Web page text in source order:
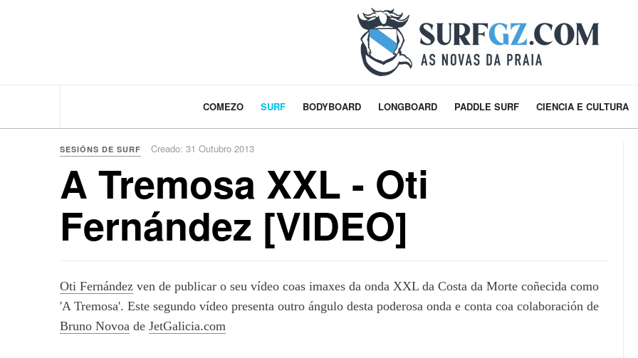
COMEZO SURF BODYBOARD LONGBOARD PADDLE SURF CIENCIA E CULTURA
SESIÓNS DE SURF Creado: 31 Outubro 2013
A Tremosa XXL - Oti
Fernández [VIDEO]
Oti Fernández ven de publicar o seu vídeo coas imaxes da onda XXL da Costa da Morte coñecida como
'A Tremosa'. Este segundo vídeo presenta outro ángulo desta poderosa onda e conta coa colaboración de
Bruno Novoa de JetGalicia.com